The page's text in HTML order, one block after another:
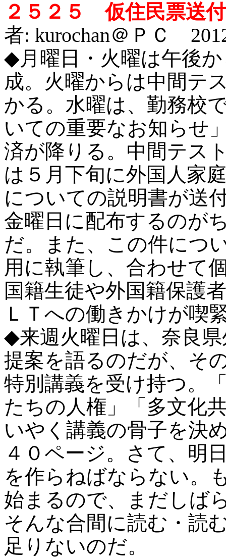
２５２５ 仮住民票送
者: kurochan＠ＰＣ
◆月曜日・火曜は午後
成。火曜からは中間テ
かる。水曜は、勤務校
いての重要なお知らせ
済が降りる。中間テス
は５月下旬に外国人家
についての説明書が送
金曜日に配布するのが
だ。また、この件につ
用に執筆し、合わせて
国籍生徒や外国籍保護
ＬＴへの働きかけが喫
◆来週火曜日は、奈良県
提案を語るのだが、そ
特別講義を受け持つ。
たちの人権」「多文化
いやく講義の骨子を決
４０ページ。さて、明
を作らねばならない。
始まるので、まだしば
そんな合間に読む・読
足りないのだ。